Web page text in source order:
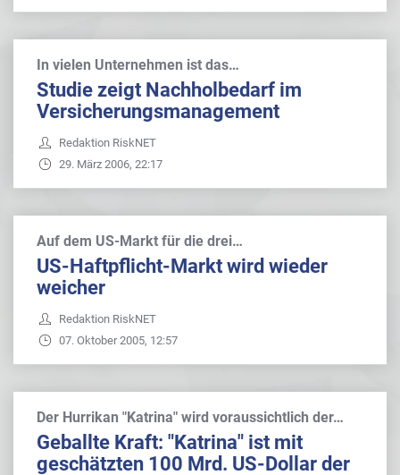
In vielen Unternehmen ist das…
Studie zeigt Nachholbedarf im
Versicherungsmanagement
Redaktion RiskNET
29. März 2006, 22:17
Auf dem US-Markt für die drei…
US-Haftpflicht-Markt wird wieder
weicher
Redaktion RiskNET
07. Oktober 2005, 12:57
Der Hurrikan "Katrina" wird voraussichtlich der…
Geballte Kraft: "Katrina" ist mit
geschätzten 100 Mrd. US-Dollar der